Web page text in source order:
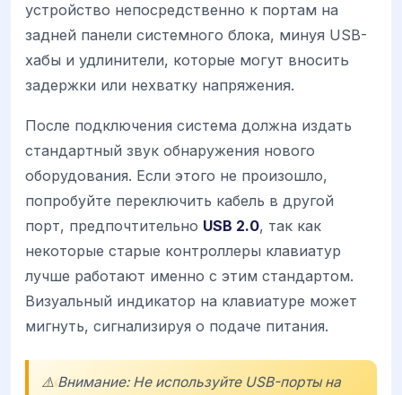
устройство непосредственно к портам на
задней панели системного блока, минуя USB-
хабы и удлинители, которые могут вносить
задержки или нехватку напряжения.
После подключения система должна издать
стандартный звук обнаружения нового
оборудования. Если этого не произошло,
попробуйте переключить кабель в другой
порт, предпочтительно USB 2.0, так как
некоторые старые контроллеры клавиатур
лучше работают именно с этим стандартом.
Визуальный индикатор на клавиатуре может
мигнуть, сигнализируя о подаче питания.
⚠️ Внимание: Не используйте USB-порты на